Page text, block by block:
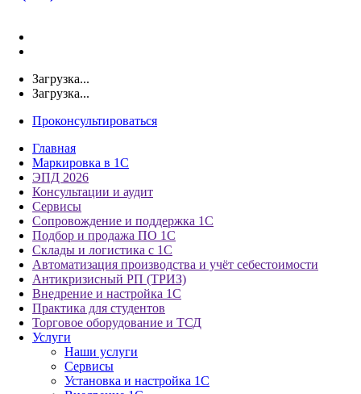
Загрузка...
Загрузка...
Проконсультироваться
Главная
Маркировка в 1С
ЭПД 2026
Консультации и аудит
Сервисы
Сопровождение и поддержка 1С
Подбор и продажа ПО 1С
Склады и логистика с 1С
Автоматизация производства и учёт себестоимости
Антикризисный РП (ТРИЗ)
Внедрение и настройка 1С
Практика для студентов
Торговое оборудование и ТСД
Услуги
Наши услуги
Сервисы
Установка и настройка 1С